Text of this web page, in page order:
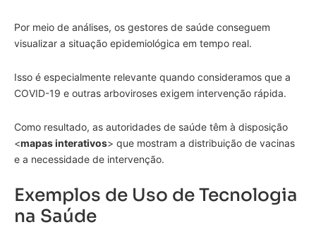
Por meio de análises, os gestores de saúde conseguem
visualizar a situação epidemiológica em tempo real.
Isso é especialmente relevante quando consideramos que a
COVID-19 e outras arboviroses exigem intervenção rápida.
Como resultado, as autoridades de saúde têm à disposição
<mapas interativos> que mostram a distribuição de vacinas
e a necessidade de intervenção.
Exemplos de Uso de Tecnologia
na Saúde